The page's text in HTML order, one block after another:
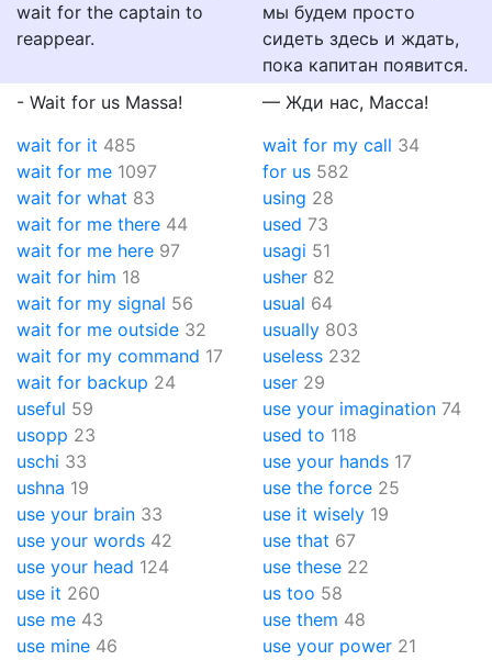
wait for the captain to
reappear.
мы будем просто
сидеть здесь и ждать,
пока капитан появится.
- Wait for us Massa!
— Жди нас, Масса!
wait for it 485
wait for me 1097
wait for what 83
wait for me there 44
wait for me here 97
wait for him 18
wait for my signal 56
wait for me outside 32
wait for my command 17
wait for backup 24
wait for my call 34
for us 582
using 28
used 73
usagi 51
usher 82
usual 64
usually 803
useless 232
user 29
useful 59
usopp 23
uschi 33
ushna 19
use your brain 33
use your words 42
use your head 124
use it 260
use me 43
use mine 46
use your imagination 74
used to 118
use your hands 17
use the force 25
use it wisely 19
use that 67
use these 22
us too 58
use them 48
use your power 21